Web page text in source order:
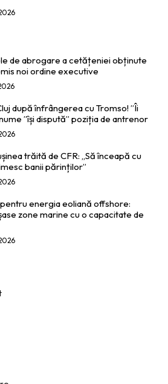
de abrogare a cetățeniei obținute
noi ordine executive
după înfrângerea cu Tromso! ”Îi
”își dispută” poziția de antrenor
trăită de CFR: „Să înceapă cu
banii părinților”
energia eoliană offshore:
zone marine cu o capacitate de